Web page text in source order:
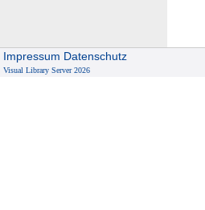
Impressum Datenschutz
Visual Library Server 2026